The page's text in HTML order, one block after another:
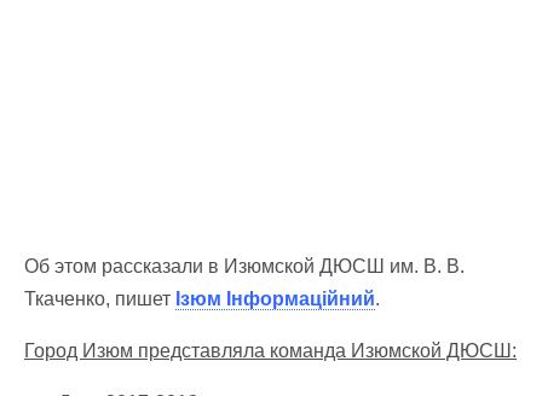
Об этом рассказали в Изюмской ДЮСШ им. В. В.
Ткаченко, пишет Ізюм Інформаційний.
Город Изюм представляла команда Изюмской ДЮСШ: